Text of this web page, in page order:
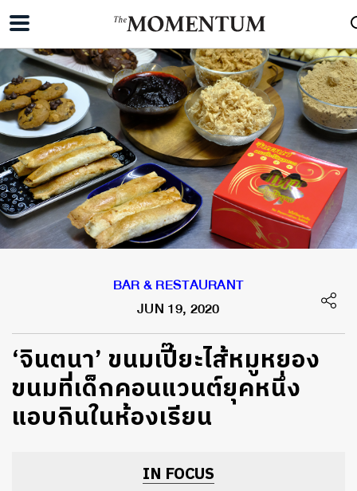
BAR & RESTAURANT
JUN 19, 2020
‘จินตนา’ ขนมเปี๊ยะไส้หมูหยอง
ขนมที่เด็กคอนแวนต์ยุคหนึ่ง
แอบกินในห้องเรียน
IN FOCUS